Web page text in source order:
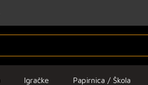
Igračke Papirnica / Škola